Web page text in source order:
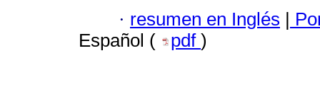
· resumen en Inglés |
Español (
pdf )